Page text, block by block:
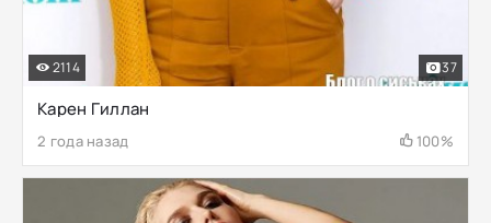
Карен Гиллан
2 года назад 100%
2114 37